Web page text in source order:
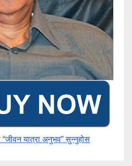
“जीवन यात्रा अनुभव” ​सुन्नुहोस